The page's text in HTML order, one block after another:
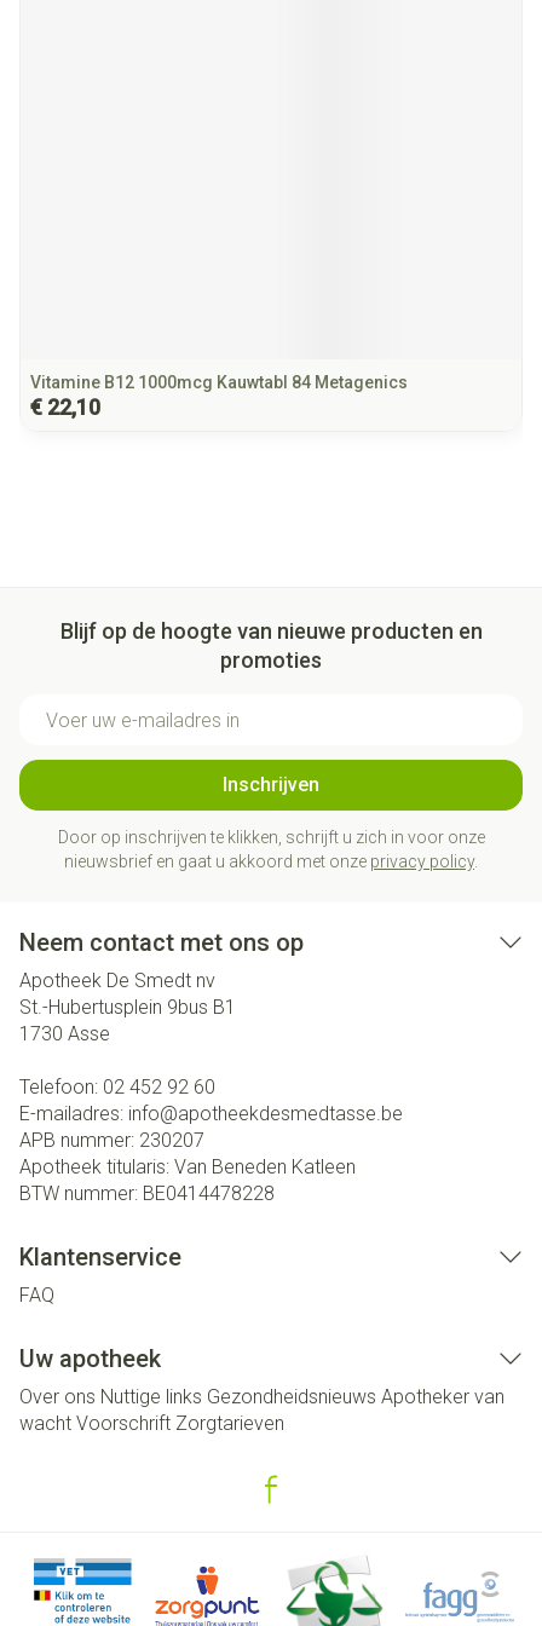
Vitamine B12 1000mcg Kauwtabl 84 Metagenics
€ 22,10
Blijf op de hoogte van nieuwe producten en
promoties
Inschrijven
Door op inschrijven te klikken, schrijft u zich in voor onze
nieuwsbrief en gaat u akkoord met onze privacy policy.
Neem contact met ons op
Apotheek De Smedt nv
St.-Hubertusplein 9bus B1
1730 Asse
Telefoon: 02 452 92 60
E-mailadres: info@apotheekdesmedtasse.be
APB nummer: 230207
Apotheek titularis: Van Beneden Katleen
BTW nummer: BE0414478228
Klantenservice
FAQ
Uw apotheek
Over ons Nuttige links Gezondheidsnieuws Apotheker van
wacht Voorschrift Zorgtarieven